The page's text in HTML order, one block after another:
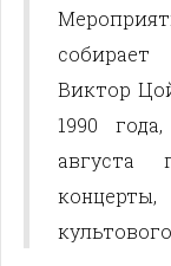
Виктор
1990
августа